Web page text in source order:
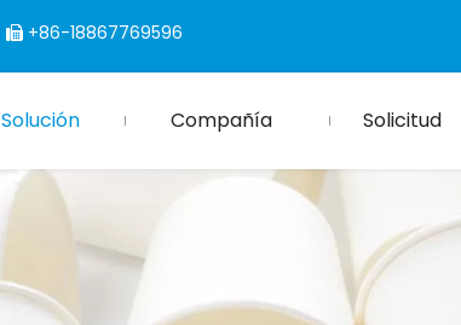
 +86-18867769596
Solución Compañía Solicitud